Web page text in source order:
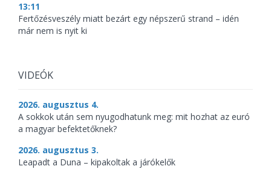
13:11
Fertőzésveszély miatt bezárt egy népszerű strand – idén
már nem is nyit ki
VIDEÓK
2026. augusztus 4.
A sokkok után sem nyugodhatunk meg: mit hozhat az euró
a magyar befektetőknek?
2026. augusztus 3.
Leapadt a Duna – kipakoltak a járókelők